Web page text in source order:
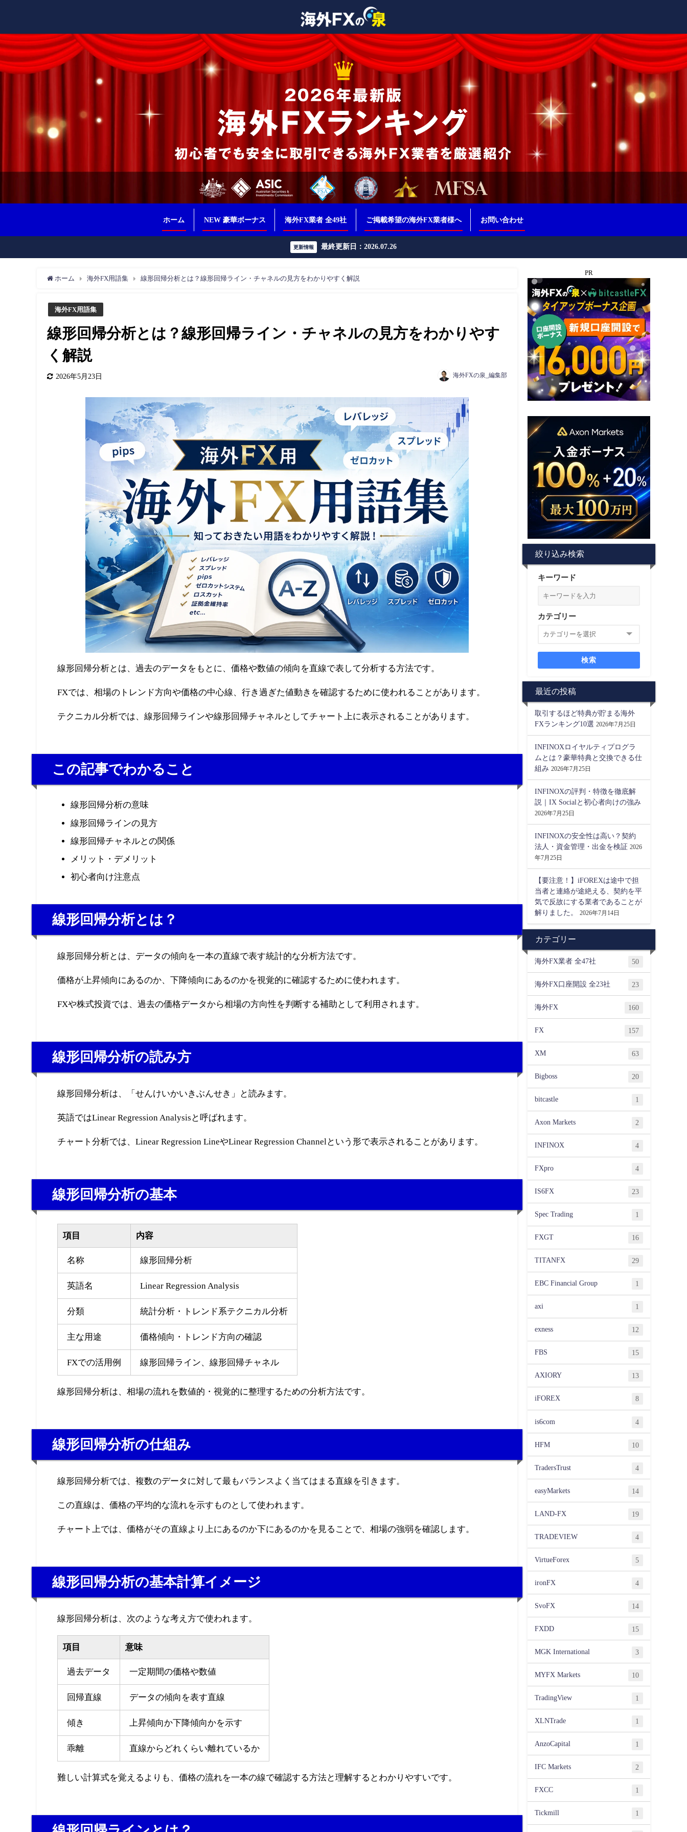
ホーム NEW 豪華ボーナス 海外FX業者 全49社 ご掲載希望の海外FX業者様へ お問い合わせ
更新情報 最終更新日：2026.07.26
ホーム 海外FX用語集 線形回帰分析とは？線形回帰ライン・チャネルの見方をわかりやすく解説
海外FX用語集
線形回帰分析とは？線形回帰ライン・チャネルの見方をわかりやす
く解説
2026年5月23日 海外FXの泉_編集部
線形回帰分析とは、過去のデータをもとに、価格や数値の傾向を直線で表して分析する方法です。
FXでは、相場のトレンド方向や価格の中心線、行き過ぎた値動きを確認するために使われることがあります。
テクニカル分析では、線形回帰ラインや線形回帰チャネルとしてチャート上に表示されることがあります。
この記事でわかること
線形回帰分析の意味
線形回帰ラインの見方
線形回帰チャネルとの関係
メリット・デメリット
初心者向け注意点
線形回帰分析とは？
線形回帰分析とは、データの傾向を一本の直線で表す統計的な分析方法です。
価格が上昇傾向にあるのか、下降傾向にあるのかを視覚的に確認するために使われます。
FXや株式投資では、過去の価格データから相場の方向性を判断する補助として利用されます。
線形回帰分析の読み方
線形回帰分析は、「せんけいかいきぶんせき」と読みます。
英語ではLinear Regression Analysisと呼ばれます。
チャート分析では、Linear Regression LineやLinear Regression Channelという形で表示されることがあります。
線形回帰分析の基本
項目 内容
名称 線形回帰分析
英語名 Linear Regression Analysis
分類 統計分析・トレンド系テクニカル分析
主な用途 価格傾向・トレンド方向の確認
FXでの活用例 線形回帰ライン、線形回帰チャネル
線形回帰分析は、相場の流れを数値的・視覚的に整理するための分析方法です。
線形回帰分析の仕組み
線形回帰分析では、複数のデータに対して最もバランスよく当てはまる直線を引きます。
この直線は、価格の平均的な流れを示すものとして使われます。
チャート上では、価格がその直線より上にあるのか下にあるのかを見ることで、相場の強弱を確認します。
線形回帰分析の基本計算イメージ
線形回帰分析は、次のような考え方で使われます。
項目 意味
過去データ 一定期間の価格や数値
回帰直線 データの傾向を表す直線
傾き 上昇傾向か下降傾向かを示す
乖離 直線からどれくらい離れているか
難しい計算式を覚えるよりも、価格の流れを一本の線で確認する方法と理解するとわかりやすいです。
PR
絞り込み検索
キーワード
カテゴリー
検索
最近の投稿
取引するほど特典が貯まる海外
FXランキング10選 2026年7月25日
INFINOXロイヤルティプログラ
ムとは？豪華特典と交換できる仕
組み 2026年7月25日
INFINOXの評判・特徴を徹底解
説｜IX Socialと初心者向けの強み
2026年7月25日
INFINOXの安全性は高い？契約
法人・資金管理・出金を検証 2026
年7月25日
【要注意！】iFOREXは途中で担
当者と連絡が途絶える、契約を平
気で反故にする業者であることが
解りました。
2026年7月14日
カテゴリー
海外FX業者 全47社 50
海外FX口座開設 全23社 23
海外FX 160
FX 157
XM 63
Bigboss 20
bitcastle 1
Axon Markets 2
INFINOX 4
FXpro 4
IS6FX 23
Spec Trading 1
FXGT 16
TITANFX 29
EBC Financial Group 1
axi 1
exness 12
FBS 15
AXIORY 13
iFOREX 8
is6com 4
HFM 10
TradersTrust 4
easyMarkets 14
LAND-FX 19
TRADEVIEW 4
VirtueForex 5
ironFX 4
SvoFX 14
FXDD 15
MGK International 3
MYFX Markets 10
TradingView 1
XLNTrade 1
AnzoCapital 1
IFC Markets 2
FXCC 1
Tickmill 1